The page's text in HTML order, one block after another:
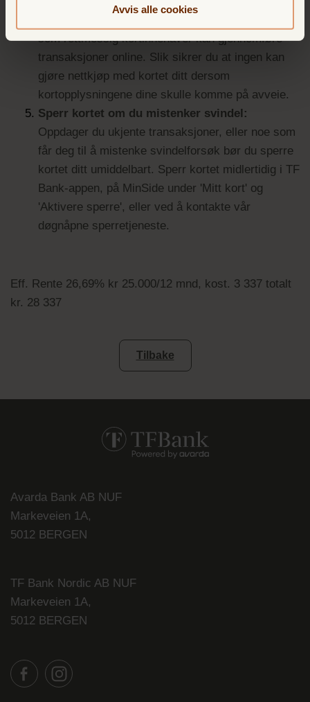
Avvis alle cookies
som rettmessig kortinnehaver kan gjennomføre
transaksjoner online. Slik sikrer du at ingen kan
gjøre nettkjøp med kortet ditt dersom
kortopplysningene dine skulle komme på avveie.
Sperr kortet om du mistenker svindel:
Oppdager du ukjente transaksjoner, eller noe som
får deg til å mistenke svindelforsøk bør du sperre
kortet ditt umiddelbart. Sperr kortet midlertidig i TF
Bank-appen, på MinSide under 'Mitt kort' og
'Aktivere sperre', eller ved å kontakte vår
døgnåpne sperretjeneste.
Eff. Rente 26,69% kr 25.000/12 mnd, kost. 3 337 totalt
kr. 28 337
Tilbake
Avarda Bank AB NUF
Markeveien 1A,
5012 BERGEN
TF Bank Nordic AB NUF
Markeveien 1A,
5012 BERGEN